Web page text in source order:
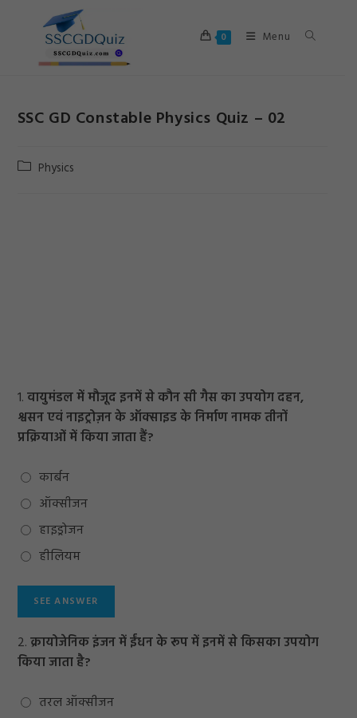
0 Menu
SSC GD Constable Physics Quiz – 02
Post Physics
1.वायुमंडल में मौजूद इनमें से कौन सी गैस का उपयोग दहन,
श्वसन एवं नाइट्रोज़न के ऑक्साइड के निर्माण नामक तीनों
प्रक्रियाओं में किया जाता हैं?
कार्बन
ऑक्सीजन
हाइड्रोजन
हीलियम
2.क्रायोजेनिक इंजन में ईंधन के रूप में इनमें से किसका उपयोग
किया जाता है?
तरल ऑक्सीजन